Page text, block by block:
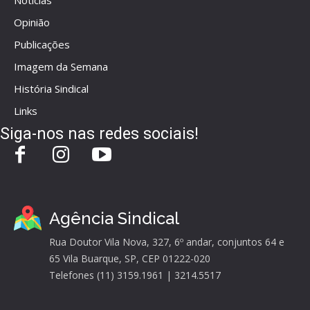
Opinião
Publicações
Imagem da Semana
História Sindical
Links
Siga-nos nas redes sociais!
Agência Sindical
Rua Doutor Vila Nova, 327, 6º andar, conjuntos 64 e
65 Vila Buarque, SP, CEP 01222-020
Telefones (11) 3159.1961 | 3214.5517